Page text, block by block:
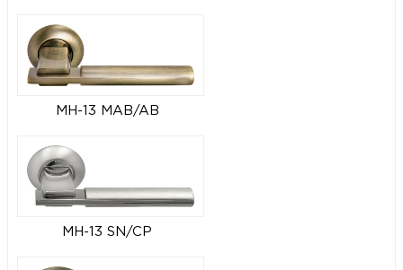
MH-13 MAB/AB
MH-13 SN/CP